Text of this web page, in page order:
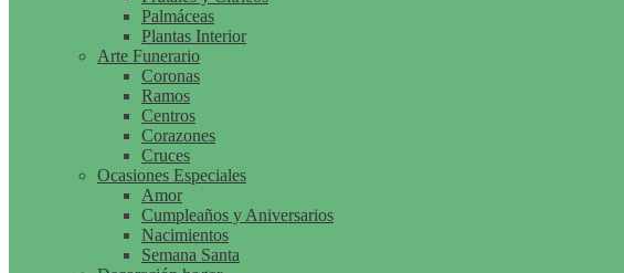
Palmáceas
Plantas Interior
Arte Funerario
Coronas
Ramos
Centros
Corazones
Cruces
Ocasiones Especiales
Amor
Cumpleaños y Aniversarios
Nacimientos
Semana Santa